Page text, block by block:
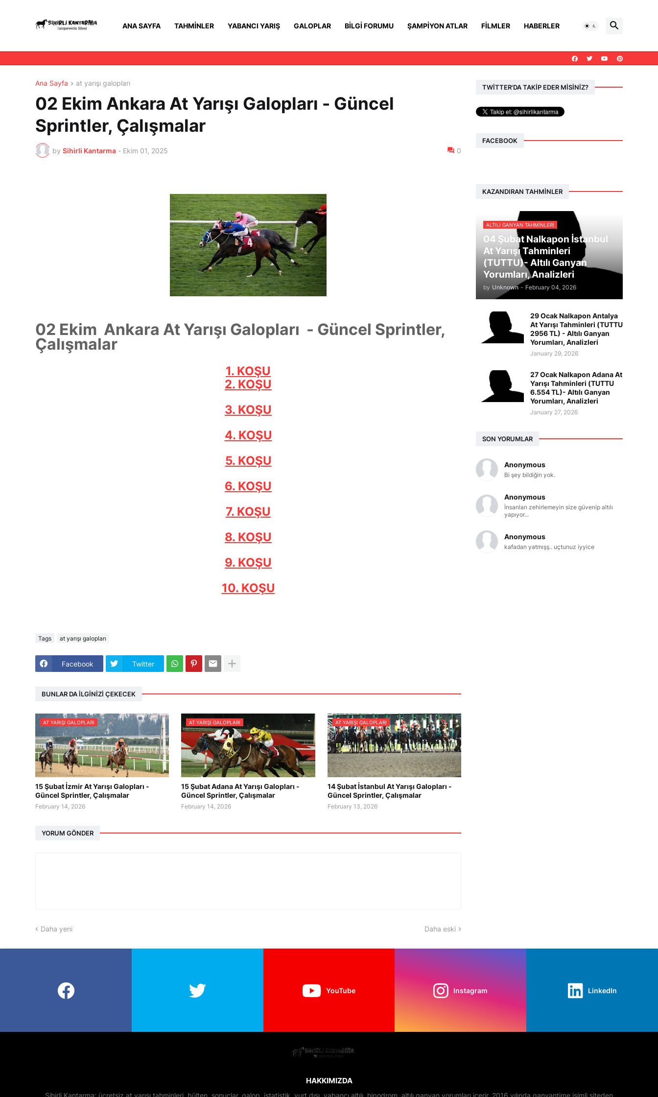
ANA SAYFA TAHMINLER YABANCI YARIŞ GALOPLAR BILGI FORUMU ŞAMPIYON ATLAR FILMLER HABERLER
Ana Sayfa at yarışı galopları
02 Ekim Ankara At Yarışı Galopları - Güncel
Sprintler, Çalışmalar
by Sihirli Kantarma - Ekim 01, 2025 0
02 Ekim Ankara At Yarışı Galopları - Güncel Sprintler,
Çalışmalar
1. KOŞU
2. KOŞU
3. KOŞU
4. KOŞU
5. KOŞU
6. KOŞU
7. KOŞU
8. KOŞU
9. KOŞU
10. KOŞU
Tags at yarışı galopları
Facebook Twitter
BUNLAR DA İLGINIZI ÇEKECEK
AT YARIŞI GALOPLARI
15 Şubat İzmir At Yarışı Galopları -
Güncel Sprintler, Çalışmalar
February 14, 2026
AT YARIŞI GALOPLARI
15 Şubat Adana At Yarışı Galopları -
Güncel Sprintler, Çalışmalar
February 14, 2026
AT YARIŞI GALOPLARI
14 Şubat İstanbul At Yarışı Galopları -
Güncel Sprintler, Çalışmalar
February 13, 2026
YORUM GÖNDER
Daha yeni Daha eski
TWİTTER'DA TAKİP EDER MİSİNİZ?
FACEBOOK
KAZANDIRAN TAHMINLER
ALTILI GANYAN TAHMINLERI
04 Şubat Nalkapon İstanbul
At Yarışı Tahminleri
(TUTTU)- Altılı Ganyan
Yorumları, Analizleri
by Unknown - February 04, 2026
29 Ocak Nalkapon Antalya
At Yarışı Tahminleri (TUTTU
2956 TL) - Altılı Ganyan
Yorumları, Analizleri
January 29, 2026
27 Ocak Nalkapon Adana At
Yarışı Tahminleri (TUTTU
6.554 TL)- Altılı Ganyan
Yorumları, Analizleri
January 27, 2026
SON YORUMLAR
Anonymous
Bi şey bildiğin yok.
Anonymous
İnsanları zehirlemeyin size güvenip altılı
yapıyor...
Anonymous
kafadan yatmışş.. uçtunuz iyyice
YouTube Instagram LinkedIn
HAKKIMIZDA